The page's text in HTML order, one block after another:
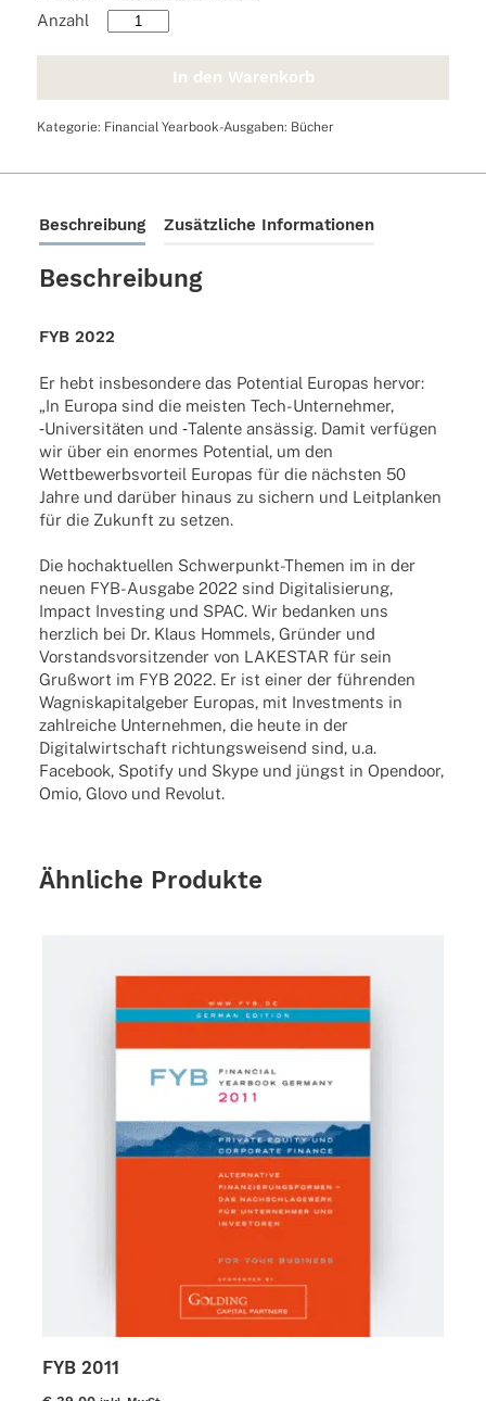
FYB
In den Warenkorb
Kategorie: Financial Yearbook-Ausgaben: Bücher
Beschreibung Zusätzliche Informationen
Beschreibung
FYB 2022
Er hebt insbe­son­dere das Poten­tial Euro­pas hervor:
„In Europa sind die meis­ten Tech-Unter­neh­mer,
‑Univer­si­tä­ten und ‑Talente ansäs­sig. Damit verfü­gen
wir über ein enor­mes Poten­tial, um den
Wett­be­werbs­vor­teil Euro­pas für die nächs­ten 50
Jahre und darüber hinaus zu sichern und Leit­plan­ken
für die Zukunft zu setzen.
Die hochaktuellen Schwerpunkt-Themen im in der
neuen FYB-Ausgabe 2022 sind Digitalisierung,
Impact Investing und SPAC. Wir bedanken uns
herzlich bei Dr. Klaus Hommels, Gründer und
Vorstandsvorsitzender von LAKESTAR für sein
Grußwort im FYB 2022. Er ist einer der führenden
Wagniskapitalgeber Europas, mit Investments in
zahlreiche Unternehmen, die heute in der
Digitalwirtschaft richtungsweisend sind, u.a.
Facebook, Spotify und Skype und jüngst in Opendoor,
Omio, Glovo und Revolut.
Ähnliche Produkte
FYB 2011